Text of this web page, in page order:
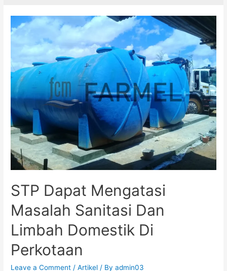
STP Dapat Mengatasi
Masalah Sanitasi Dan
Limbah Domestik Di
Perkotaan
Leave a Comment /Artikel / Byadmin03